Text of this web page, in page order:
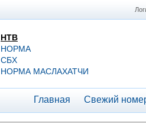
НТВ
НОРМА
СБХ
НОРМА МАСЛАХАТЧИ
Главная Свежий